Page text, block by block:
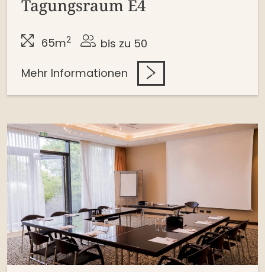
Tagungsraum E4
65m2 bis zu 50
Mehr Informationen